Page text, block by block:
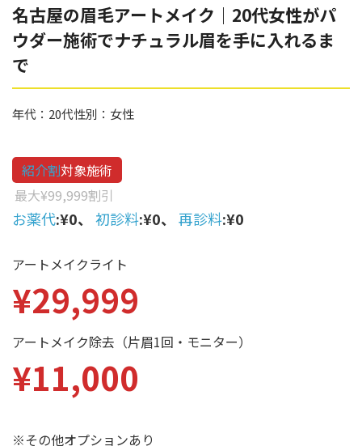
額
こめかみ
眉間
涙袋
眼窩縁（目の下）
ゴルゴライン
鼻
ほうれい線
唇
リジュラン
ゴウリ
糸リフト
性別から探す
名古屋の眉毛アートメイク｜20代女性がパ
ウダー施術でナチュラル眉を手に入れるま
で
年代： 20代性別： 女性
紹介割対象施術
最大¥99,999割引
お薬代:¥0、 初診料:¥0、 再診料:¥0
アートメイクライト
¥29,999
アートメイク除去（片眉1回・モニター）
¥11,000
※その他オプションあり